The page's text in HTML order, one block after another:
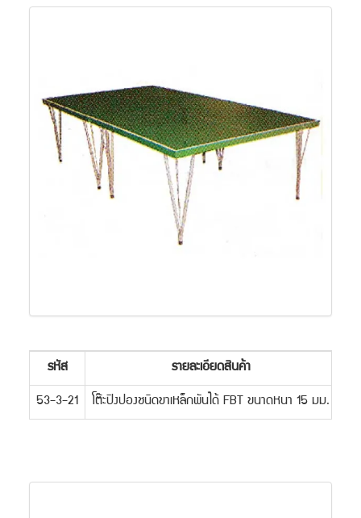
รหัส รายละเอียดสินค้า
53-3-21 โต๊ะปิงปองชนิดขาเหล็กพันได้ FBT ขนาดหนา 15 มม.